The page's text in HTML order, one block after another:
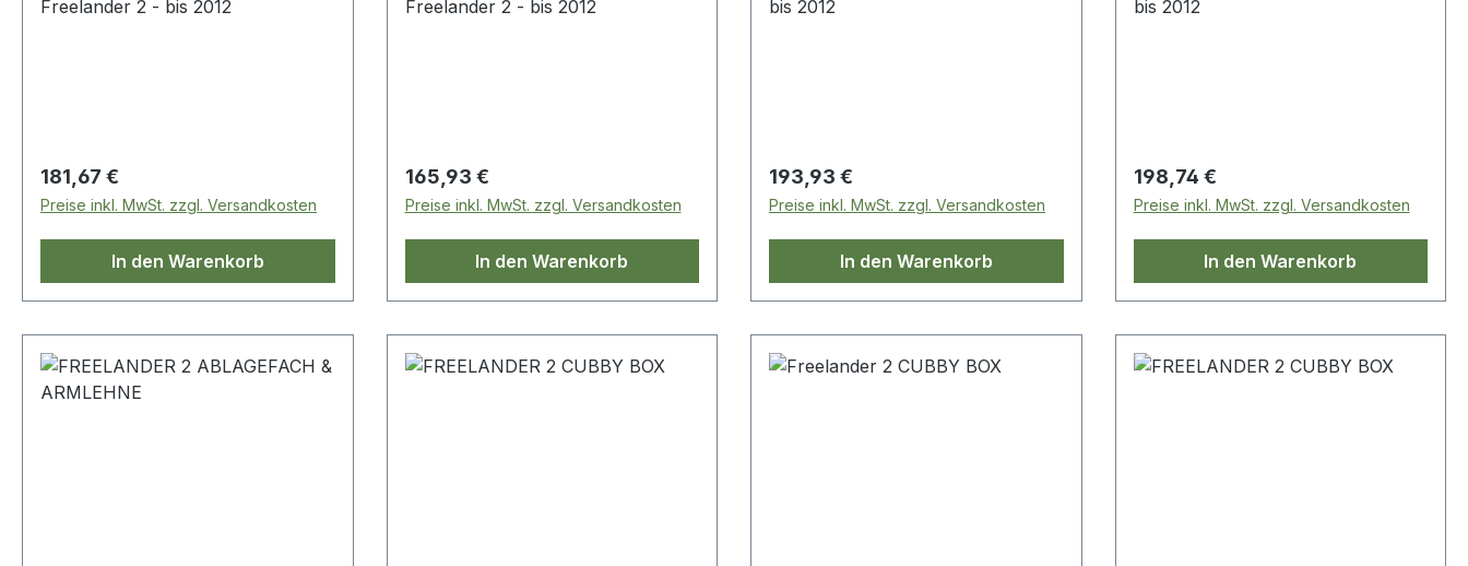
Freelander 2 - bis 2012
Regulärer Preis:
181,67 €
Preise inkl. MwSt. zzgl. Versandkosten
In den Warenkorb
Freelander 2 - bis 2012
Regulärer Preis:
165,93 €
Preise inkl. MwSt. zzgl. Versandkosten
In den Warenkorb
bis 2012
Regulärer Preis:
193,93 €
Preise inkl. MwSt. zzgl. Versandkosten
In den Warenkorb
bis 2012
Regulärer Preis:
198,74 €
Preise inkl. MwSt. zzgl. Versandkosten
In den Warenkorb